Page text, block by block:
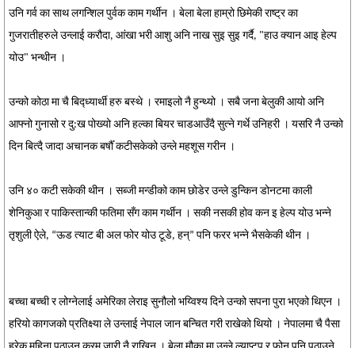
उनि गर्व का साथ लगन्शिल पुर्वक काम गर्थीन । बेला बेला हाम्रो छिमेकी राष्ट्र का
गुजरातीहरुले उन्लाई करौदा, आंखा भरी आशु अनि नाख सुइ सुइ गर्दै, "हाउ क्यान आइ हेल्प
योउ" भन्थीन ।
उन्को कोठा मा चै बिद्ध्यार्थी हरु बस्थे । रमाइलो नै हुन्थ्यो । सबै जना बेलुकी आयो अनि
आफ्नो गुनासो र दु:ख पोख्यो अनि हल्का बियर चाडआउँदै सुत्ने गर्थे उनिहरी । यसरि नै उन्को
दिन बित्दै जादा अचानक बर्षौँ कटीसकेको उन्ले महशूस गरीन ।
उनि ४० कटी सकेकी थीन । सब्जी मन्डीको काम छोडेर उन्ले डुन्किन डोनटमा काली
शेनिकुआ र पाकिस्तान्की फतिमा सँग काम गर्थीन । सकी नसकी होव कन इ हेल्प योउ भन्ने
तृशुली ऐले, “ऊड त्याट बी अल फोर योउ टूडे, हन्” पनि फरर भन्ने भैसकेकी थीन ।
बच्चा बच्ची र लोग्नेलाई अमेरिका लेराइ सुनौलो भय्विश्य दिने उन्को सपना पुरा भएको थिएन ।
हरियो कागजको प्रतिक्ष्या ले उन्लाई नेपाल जान बन्चित गरी राखेको थियो । नेपालमा चै पैसा